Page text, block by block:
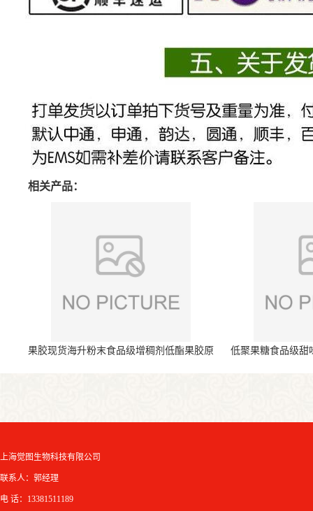
相关产品：
果胶现货海升粉末食品级增稠剂低酯果胶原
低聚果糖食品级甜
上海觉图生物科技有限公司
联系人：郭经理
电 话：13381511189